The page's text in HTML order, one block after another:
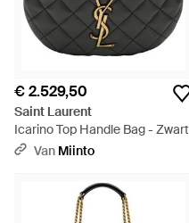
€ 2.529,50
Saint Laurent
Icarino Top Handle Bag - Zwart
Van Miinto